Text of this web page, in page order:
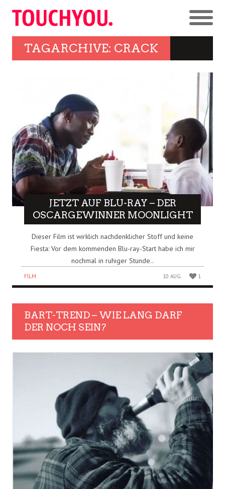
TAGARCHIVE: CRACK
JETZT AUF BLU-RAY – DER
OSCARGEWINNER MOONLIGHT
Dieser Film ist wirklich nachdenklicher Stoff und keine
Fiesta: Vor dem kommenden Blu-ray-Start habe ich mir
nochmal in ruhiger Stunde..
FILM 10 AUG. 1
BART-TREND – WIE LANG DARF
DER NOCH SEIN?